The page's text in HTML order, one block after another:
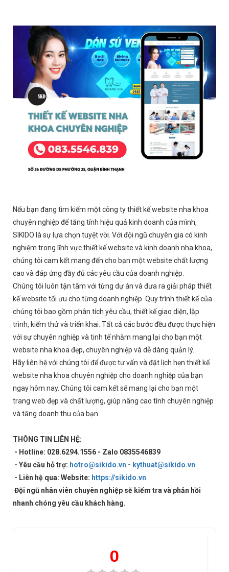
Nếu bạn đang tìm kiếm một công ty thiết kế website nha khoa
chuyên nghiệp để tăng tính hiệu quả kinh doanh của mình,
SIKIDO là sự lựa chọn tuyệt vời. Với đội ngũ chuyên gia có kinh
nghiệm trong lĩnh vực thiết kế website và kinh doanh nha khoa,
chúng tôi cam kết mang đến cho bạn một website chất lượng
cao và đáp ứng đầy đủ các yêu cầu của doanh nghiệp.
Chúng tôi luôn tận tâm với từng dự án và đưa ra giải pháp thiết
kế website tối ưu cho từng doanh nghiệp. Quy trình thiết kế của
chúng tôi bao gồm phân tích yêu cầu, thiết kế giao diện, lập
trình, kiểm thử và triển khai. Tất cả các bước đều được thực hiện
với sự chuyên nghiệp và tinh tế nhằm mang lại cho bạn một
website nha khoa đẹp, chuyên nghiệp và dễ dàng quản lý.
Hãy liên hệ với chúng tôi để được tư vấn và đặt lịch hẹn thiết kế
website nha khoa chuyên nghiệp cho doanh nghiệp của bạn
ngay hôm nay. Chúng tôi cam kết sẽ mang lại cho bạn một
trang web đẹp và chất lượng, giúp nâng cao tính chuyên nghiệp
và tăng doanh thu của bạn.
THÔNG TIN LIÊN HỆ:
- Hotline: 028.6294.1556 - Zalo 0835546839
- Yêu cầu hỗ trợ: hotro@sikido.vn - kythuat@sikido.vn
- Liên hệ qua: Website: https://sikido.vn
Đội ngũ nhân viên chuyên nghiệp sẽ kiểm tra và phản hồi
nhanh chóng yêu cầu khách hàng.
0